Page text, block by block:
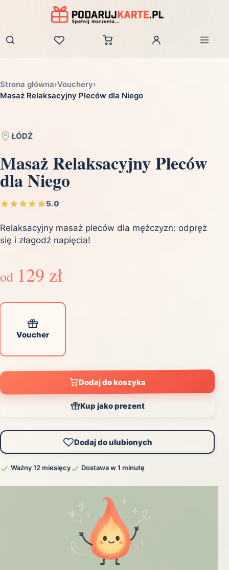
Zaloguj
Strona główna›Vouchery›
Masaż Relaksacyjny Pleców dla Niego
ŁÓDŹ
Masaż Relaksacyjny Pleców
dla Niego
5.0
Relaksacyjny masaż pleców dla mężczyzn: odpręż
się i złagodź napięcia!
od 129 zł
Voucher
Dodaj do koszyka
Kup jako prezent
Dodaj do ulubionych
Ważny 12 miesięcy Dostawa w 1 minutę